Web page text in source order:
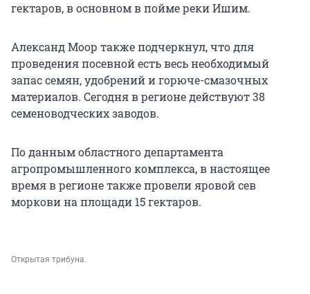
гектаров, в основном в пойме реки Ишим.
Александ Моор также подчеркнул, что для
проведения посевной есть весь необходимый
запас семян, удобрений и горюче-смазочных
материалов. Сегодня в регионе действуют 38
семеноводческих заводов.
По данным областного департамента
агропромышленного комплекса, в настоящее
время в регионе также провели яровой сев
моркови на площади 15 гектаров.
Открытая трибуна.